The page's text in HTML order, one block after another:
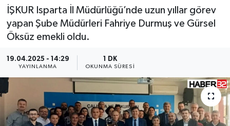
İŞKUR Isparta İl Müdürlüğü’nde uzun yıllar görev
yapan Şube Müdürleri Fahriye Durmuş ve Gürsel
Öksüz emekli oldu.
19.04.2025 - 14:29
YAYINLANMA
1 DK
OKUNMA SÜRESI
BİLİM VE TEKNOLOJİ
EĞİTİM
GENEL
HABERDE İNSAN
Tüm Manşetler
Son Dakika Haberleri
Haber Arşivi